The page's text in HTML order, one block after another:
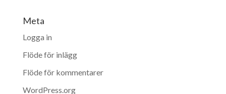
Meta
Logga in
Flöde för inlägg
Flöde för kommentarer
WordPress.org